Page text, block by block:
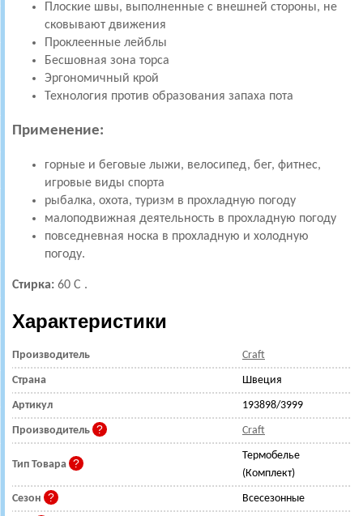
Плоские швы, выполненные с внешней стороны, не
сковывают движения
Проклеенные лейблы
Бесшовная зона торса
Эргономичный крой
Технология против образования запаха пота
Применение:
горные и беговые лыжи, велосипед, бег, фитнес,
игровые виды спорта
рыбалка, охота, туризм в прохладную погоду
малоподвижная деятельность в прохладную погоду
повседневная носка в прохладную и холодную
погоду.
Стирка: 60 С .
Характеристики
Производитель Craft
Страна Швеция
Артикул 193898/3999
Производитель Craft
Тип Товара
Термобелье
(Комплект)
Сезон Всесезонные